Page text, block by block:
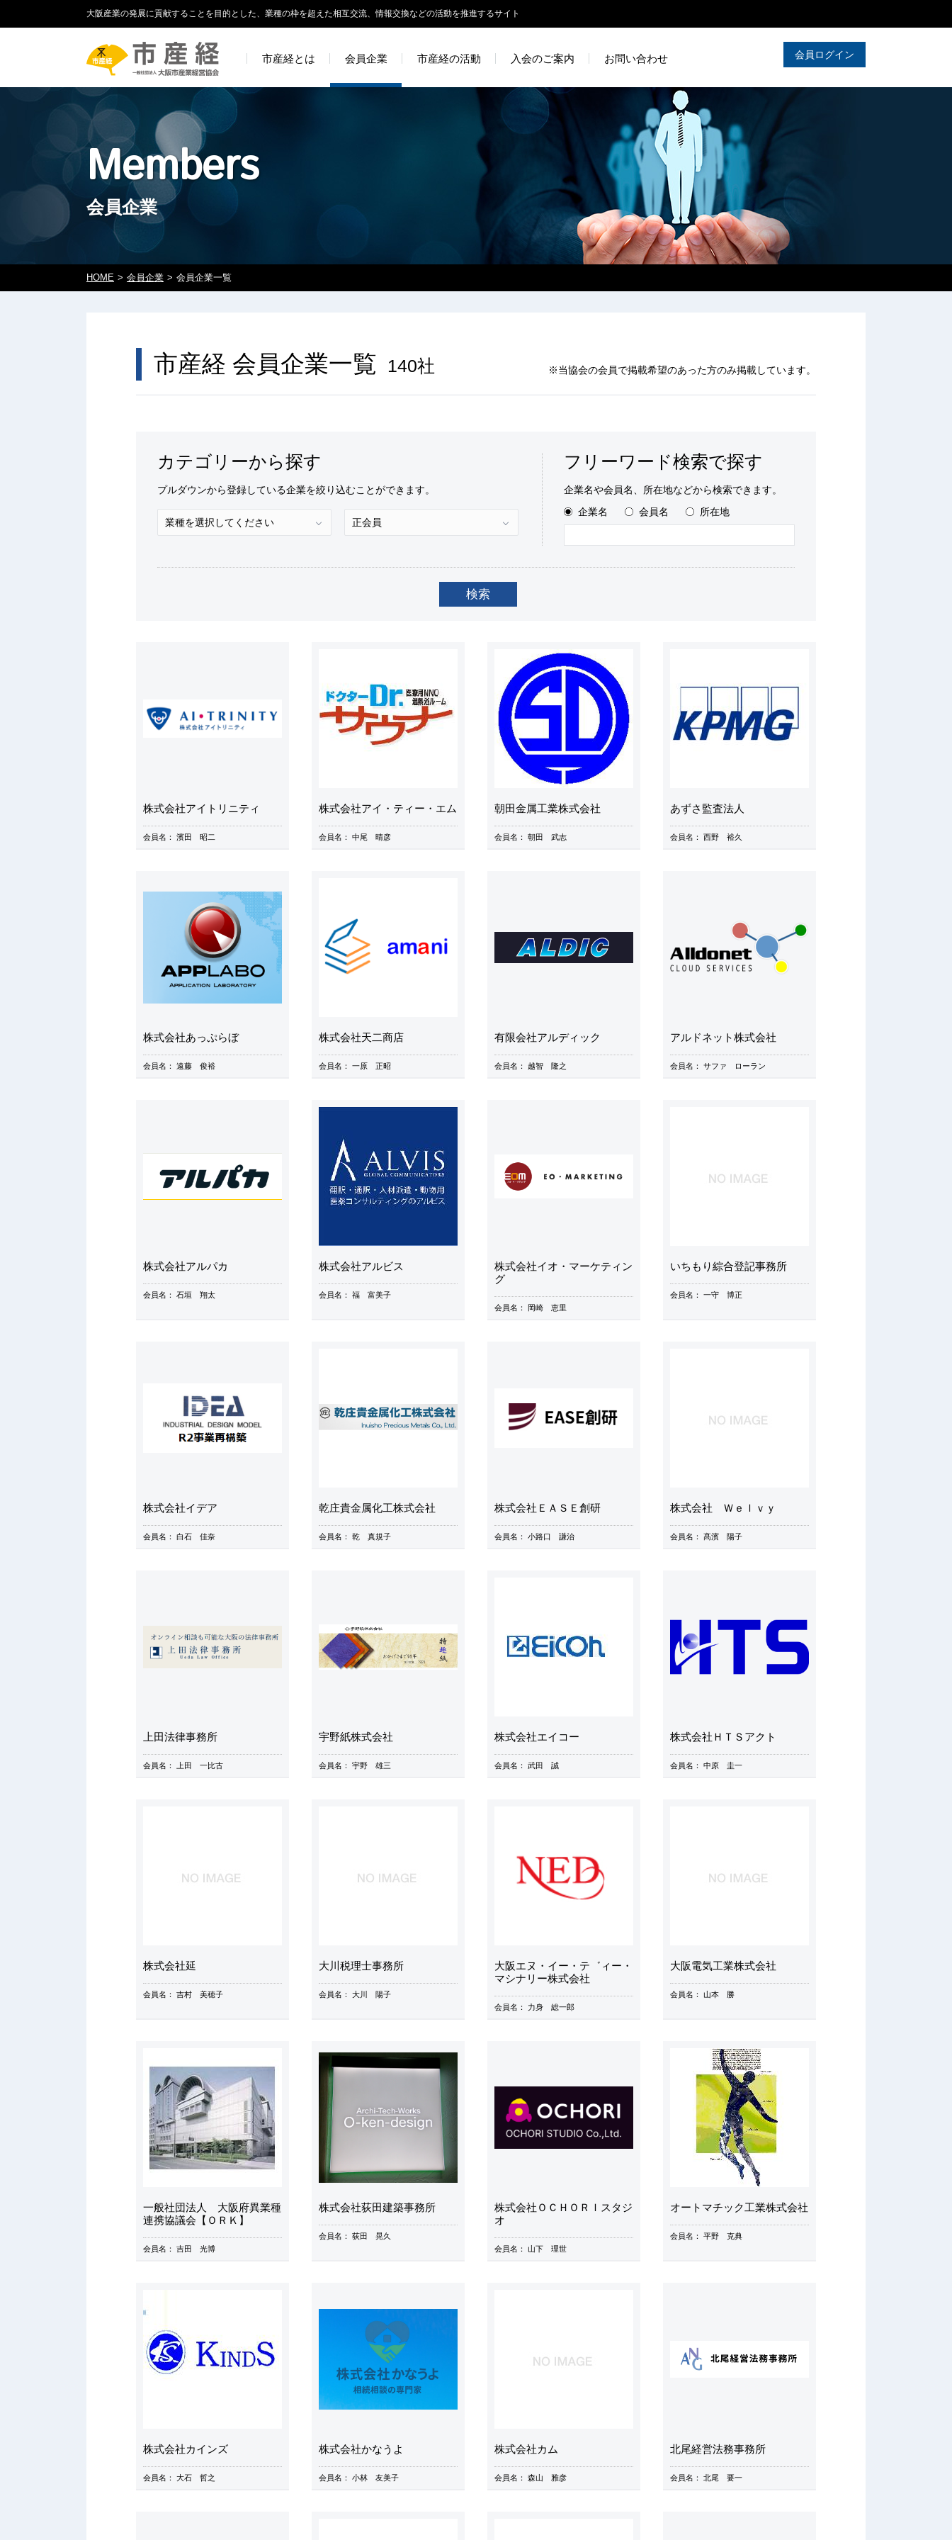
大阪産業の発展に貢献することを目的とした、業種の枠を超えた相互交流、情報交換などの活動を推進するサイト
市産経とは 会員企業 市産経の活動 入会のご案内 お問い合わせ 会員ログイン
Members
会員企業
HOME 会員企業 会員企業一覧
市産経 会員企業一覧 140社 ※当協会の会員で掲載希望のあった方のみ掲載しています。
カテゴリーから探す
プルダウンから登録している企業を絞り込むことができます。
フリーワード検索で探す
企業名や会員名、所在地などから検索できます。
企業名
会員名 所在地
検索
株式会社アイトリニティ
会員名： 濱田 昭二
株式会社アイ・ティー・エム
会員名： 中尾 晴彦
朝田金属工業株式会社
会員名： 朝田 武志
あずさ監査法人
会員名： 西野 裕久
株式会社あっぷらぼ
会員名： 遠藤 俊裕
株式会社天二商店
会員名： 一原 正昭
有限会社アルディック
会員名： 越智 隆之
アルドネット株式会社
会員名： サファ ローラン
株式会社アルパカ
会員名： 石垣 翔太
株式会社アルビス
会員名： 福 富美子
株式会社イオ・マーケティン
グ
会員名： 岡崎 恵里
いちもり綜合登記事務所
会員名： 一守 博正
株式会社イデア
会員名： 白石 佳奈
乾庄貴金属化工株式会社
会員名： 乾 真規子
株式会社ＥＡＳＥ創研
会員名： 小路口 謙治
株式会社 Ｗｅｌｖｙ
会員名： 髙濱 陽子
上田法律事務所
会員名： 上田 一比古
宇野紙株式会社
会員名： 宇野 雄三
株式会社エイコー
会員名： 武田 誠
株式会社ＨＴＳアクト
会員名： 中原 圭一
株式会社延
会員名： 吉村 美穂子
大川税理士事務所
会員名： 大川 陽子
大阪エヌ・イー・テ゛ィー・
マシナリー株式会社
会員名： 力身 総一郎
大阪電気工業株式会社
会員名： 山本 勝
一般社団法人 大阪府異業種
連携協議会【ＯＲＫ】
会員名： 吉田 光博
株式会社荻田建築事務所
会員名： 荻田 晃久
株式会社ＯＣＨＯＲＩスタジ
オ
会員名： 山下 理世
オートマチック工業株式会社
会員名： 平野 克典
株式会社カインズ
会員名： 大石 哲之
株式会社かなうよ
会員名： 小林 友美子
株式会社カム
会員名： 森山 雅彦
北尾経営法務事務所
会員名： 北尾 要一